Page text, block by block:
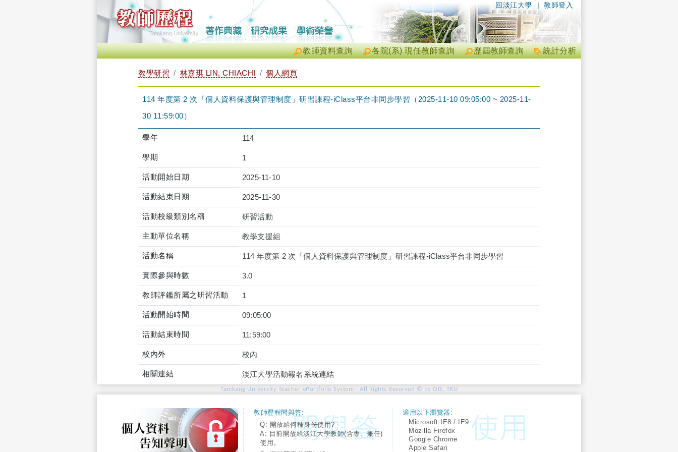
| 教師登入
回淡江大學
統計分析
歷屆教師查詢
各院(系) 現任教師查詢
教師資料查詢
教學研習 林嘉琪 LIN, CHIACHI 個人網頁
114 年度第 2 次「個人資料保護與管理制度」研習課程-iClass平台非同步學習（2025-11-10 09:05:00 ~ 2025-11-
30 11:59:00）
學年 114
學期 1
活動開始日期 2025-11-10
活動結束日期 2025-11-30
活動校級類別名稱 研習活動
主動單位名稱 教學支援組
活動名稱 114 年度第 2 次「個人資料保護與管理制度」研習課程-iClass平台非同步學習
實際參與時數 3.0
教師評鑑所屬之研習活動 1
活動開始時間 09:05:00
活動結束時間 11:59:00
校內外 校內
相關連結 淡江大學活動報名系統連結
Tamkang University Teacher ePortfolio System - All Rights Reserved © by OIS, TKU
教師歷程問與答:
Q: 開放給何種身份使用?
A: 目前開放給淡江大學教師(含專、兼任)
使用。
適用以下瀏覽器:
Microsoft IE8 / IE9
Mozilla Firefox
Google Chrome
Apple Safari